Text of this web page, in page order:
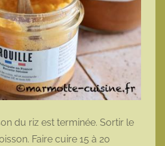
du riz est terminée. Sortir le
Faire cuire 15 à 20